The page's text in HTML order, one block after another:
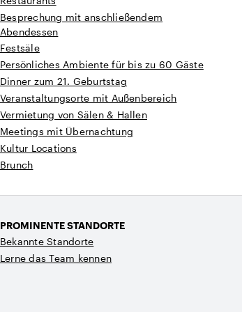
Besprechung mit anschließendem
Abendessen
Festsäle
Persönliches Ambiente für bis zu 60 Gäste
Dinner zum 21. Geburtstag
Veranstaltungsorte mit Außenbereich
Vermietung von Sälen & Hallen
Meetings mit Übernachtung
Kultur Locations
Brunch
PROMINENTE STANDORTE
Bekannte Standorte
Lerne das Team kennen